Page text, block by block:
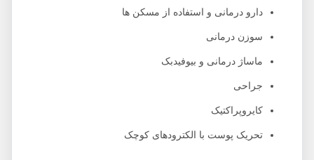
دارو درمانی و استفاده از مسکن‌ ها
سوزن ‌درمانی
ماساژ درمانی و بیوفیدبک
جراحی
کایروپراکتیک
تحریک پوست با الکترودهای کوچک